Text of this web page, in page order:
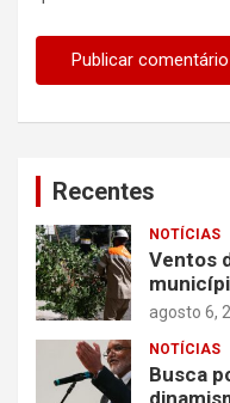
Recentes
NOTÍCIAS
Ventos
agosto 6,
NOTÍCIAS
Busca